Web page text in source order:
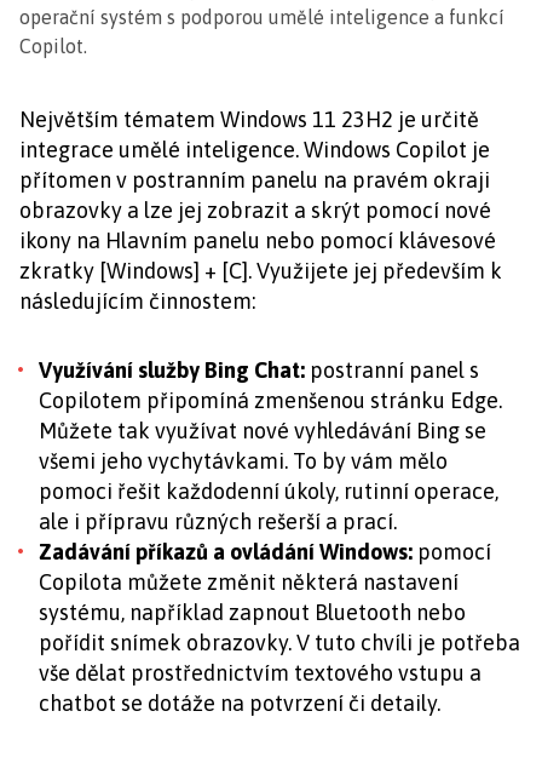
operační systém s podporou umělé inteligence a funkcí
Copilot.
Největším tématem Windows 11 23H2 je určitě
integrace umělé inteligence. Windows Copilot je
přítomen v postranním panelu na pravém okraji
obrazovky a lze jej zobrazit a skrýt pomocí nové
ikony na Hlavním panelu nebo pomocí klávesové
zkratky [Windows] + [C]. Využijete jej především k
následujícím činnostem:
Využívání služby Bing Chat: postranní panel s
Copilotem připomíná zmenšenou stránku Edge.
Můžete tak využívat nové vyhledávání Bing se
všemi jeho vychytávkami. To by vám mělo
pomoci řešit každodenní úkoly, rutinní operace,
ale i přípravu různých rešerší a prací.
Zadávání příkazů a ovládání Windows: pomocí
Copilota můžete změnit některá nastavení
systému, například zapnout Bluetooth nebo
pořídit snímek obrazovky. V tuto chvíli je potřeba
vše dělat prostřednictvím textového vstupu a
chatbot se dotáže na potvrzení či detaily.